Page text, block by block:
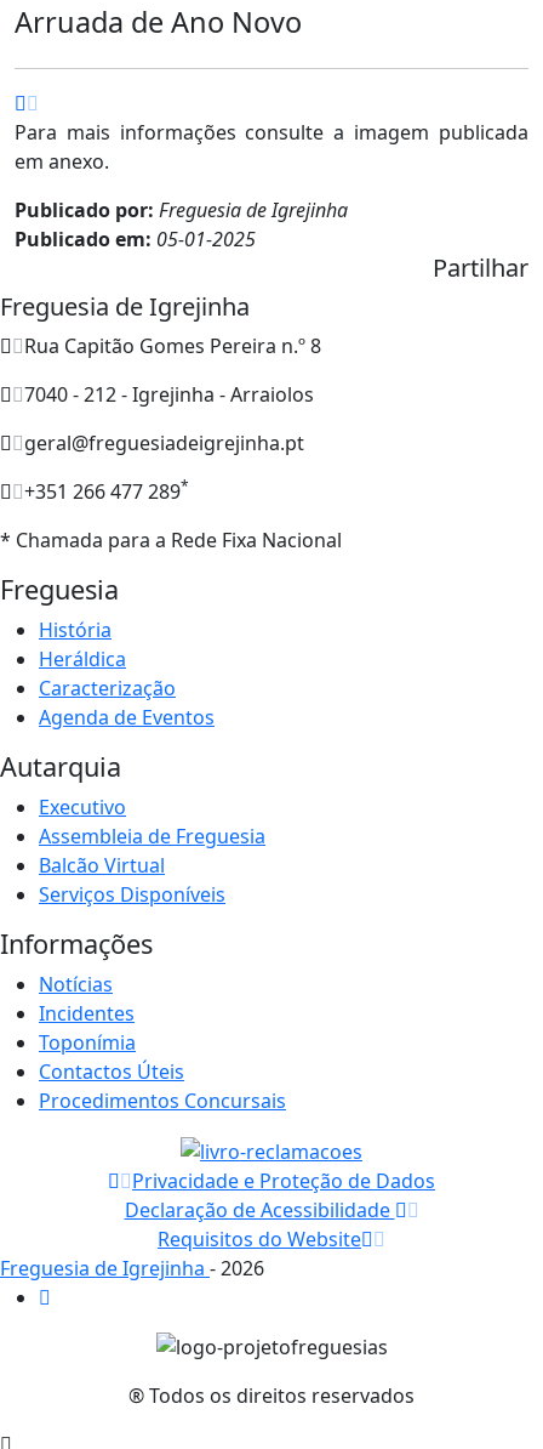
Arruada de Ano Novo
Para mais informações consulte a imagem publicada
em anexo.
Publicado por: Freguesia de Igrejinha
Publicado em: 05-01-2025
Partilhar
Freguesia de Igrejinha
Rua Capitão Gomes Pereira n.º 8
7040 - 212 - Igrejinha - Arraiolos
geral@freguesiadeigrejinha.pt
+351 266 477 289*
* Chamada para a Rede Fixa Nacional
Freguesia
História
Heráldica
Caracterização
Agenda de Eventos
Autarquia
Executivo
Assembleia de Freguesia
Balcão Virtual
Serviços Disponíveis
Informações
Notícias
Incidentes
Toponímia
Contactos Úteis
Procedimentos Concursais
Privacidade e Proteção de Dados
Declaração de Acessibilidade
Requisitos do Website
Freguesia de Igrejinha - 2026
® Todos os direitos reservados